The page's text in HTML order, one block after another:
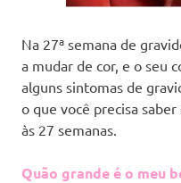
Na 27ª semana de
a mudar de cor, e o seu
alguns sintomas de
o que você precisa
às 27 semanas.
Quão grande é o meu